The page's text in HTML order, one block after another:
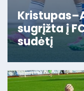
sugrįžta į
sudėtį